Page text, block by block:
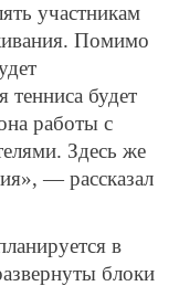
участникам
Помимо
тенниса будет
работы с
Здесь же
— рассказал
в
блоки